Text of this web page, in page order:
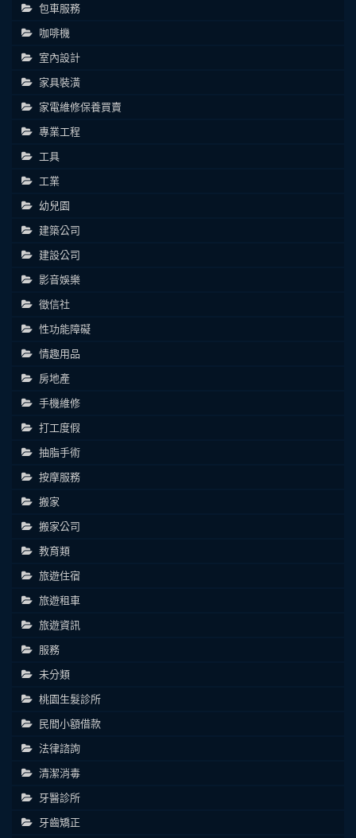
包車服務
咖啡機
室內設計
家具裝潢
家電維修保養買賣
專業工程
工具
工業
幼兒園
建築公司
建設公司
影音娛樂
徵信社
性功能障礙
情趣用品
房地產
手機維修
打工度假
抽脂手術
按摩服務
搬家
搬家公司
教育類
旅遊住宿
旅遊租車
旅遊資訊
服務
未分類
桃園生髮診所
民間小額借款
法律諮詢
清潔消毒
牙醫診所
牙齒矯正